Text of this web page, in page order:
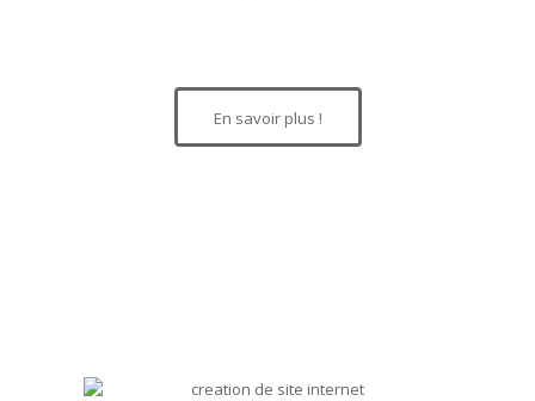
En savoir plus !